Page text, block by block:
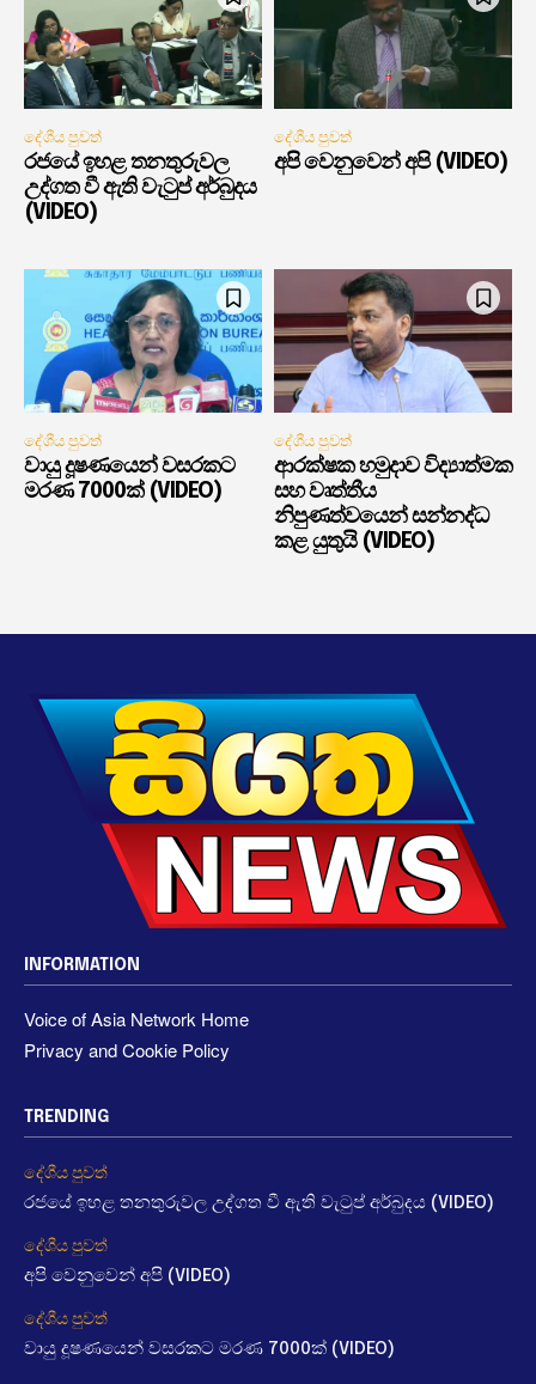
දේශීය පුවත්
රජයේ ඉහළ තනතුරුවල
උද්ගත වී ඇති වැටුප් අර්බුදය
(VIDEO)
දේශීය පුවත්
අපි වෙනුවෙන් අපි (VIDEO)
දේශීය පුවත්
වායු දූෂණයෙන් වසරකට
මරණ 7000ක් (VIDEO)
දේශීය පුවත්
ආරක්ෂක හමුදාව විද්‍යාත්මක
සහ වෘත්තීය
නිපුණත්වයෙන් සන්නද්ධ
කළ යුතුයි (VIDEO)
INFORMATION
Voice of Asia Network Home
Privacy and Cookie Policy
TRENDING
දේශීය පුවත්
රජයේ ඉහළ තනතුරුවල උද්ගත වී ඇති වැටුප් අර්බුදය (VIDEO)
දේශීය පුවත්
අපි වෙනුවෙන් අපි (VIDEO)
දේශීය පුවත්
වායු දූෂණයෙන් වසරකට මරණ 7000ක් (VIDEO)